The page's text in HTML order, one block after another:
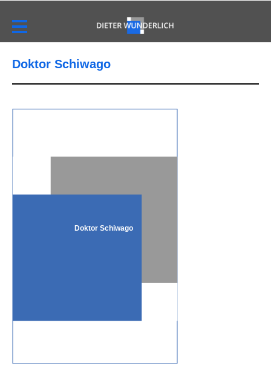
Doktor Schiwago
Doktor Schiwago